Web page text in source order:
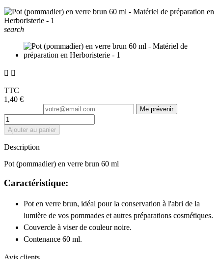
search
 
TTC
1,40 €
Me prévenir
Ajouter au panier
Description
Pot (pommadier) en verre brun 60 ml
Caractéristique:
Pot en verre brun, idéal pour la conservation à l'abri de la
lumière de vos pommades et autres préparations cosmétiques.
Couvercle à viser de couleur noire.
Contenance 60 ml.
Avis clients